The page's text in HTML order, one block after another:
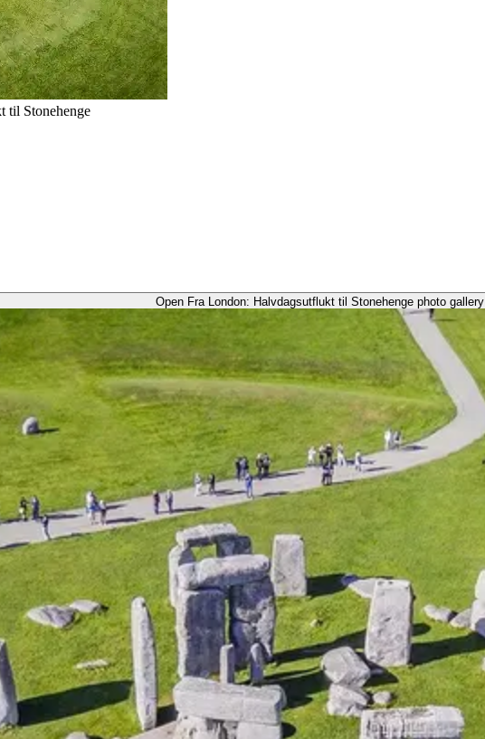
til Stonehenge
Open Fra London: Halvdagsutflukt til Stonehenge photo gallery